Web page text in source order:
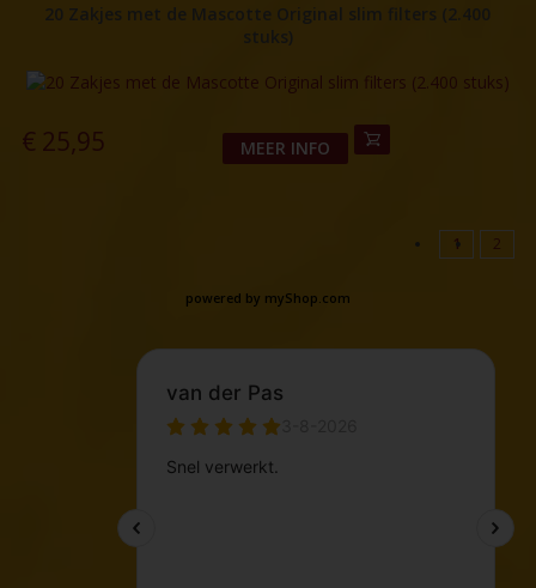
20 Zakjes met de Mascotte Original slim filters (2.400
stuks)
€ 25,95 MEER INFO
1 2
powered by myShop.com